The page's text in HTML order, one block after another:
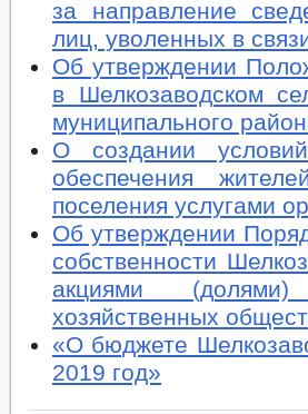
за направление
лиц, уволенных в
Об утверждении
в Шелкозаводском
муниципального
О создании
обеспечения
поселения услугами
Об утверждении
собственности
акциями
хозяйственных
«О бюджете
2019 год»